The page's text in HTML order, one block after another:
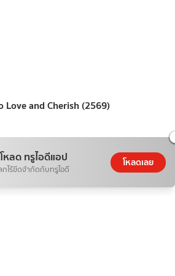
and Cherish (2569)
หลด ทรูไอดีแอป
กไร้ขีดจำกัดกับทรูไอดี
โหลดเลย